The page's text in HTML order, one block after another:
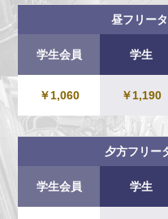
昼フリー
学生会員 学生
￥1,060 ￥1,190
夕方フリー
学生会員 学生